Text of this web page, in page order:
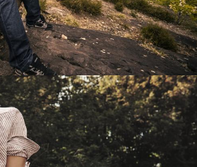
проект